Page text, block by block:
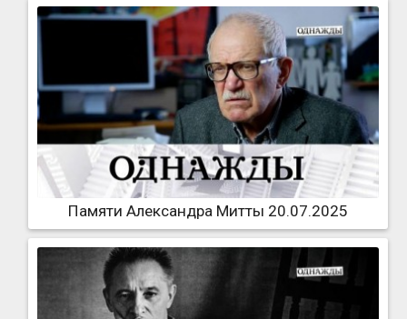
Памяти Александра Митты 20.07.2025